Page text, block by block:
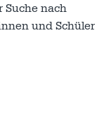
Suche nach
und Schüler